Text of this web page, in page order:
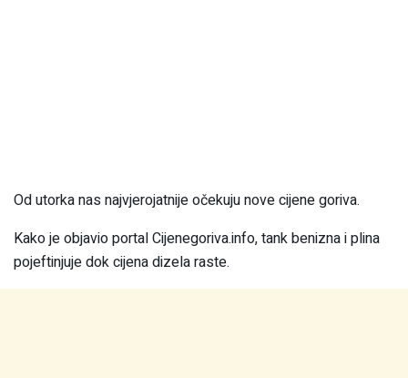
Od utorka nas najvjerojatnije očekuju nove cijene goriva.
Kako je objavio portal Cijenegoriva.info, tank benizna i plina
pojeftinjuje dok cijena dizela raste.